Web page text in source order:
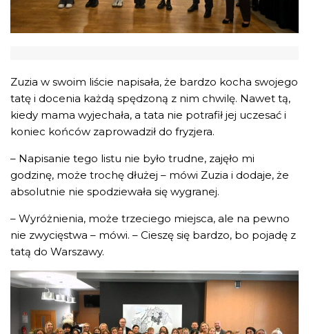
Zuzia w swoim liście napisała, że bardzo kocha swojego
tatę i docenia każdą spędzoną z nim chwilę. Nawet tą,
kiedy mama wyjechała, a tata nie potrafił jej uczesać i
koniec końców zaprowadził do fryzjera.
– Napisanie tego listu nie było trudne, zajęło mi
godzinę, może trochę dłużej – mówi Zuzia i dodaje, że
absolutnie nie spodziewała się wygranej.
– Wyróżnienia, może trzeciego miejsca, ale na pewno
nie zwycięstwa – mówi. – Cieszę się bardzo, bo pojadę z
tatą do Warszawy.